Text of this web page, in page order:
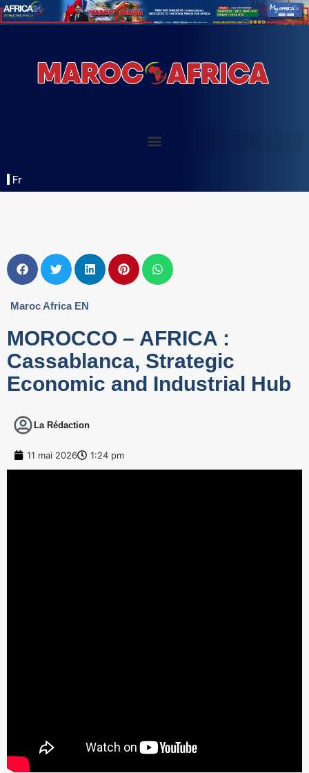
Fr
Maroc Africa EN
MOROCCO – AFRICA :
Cassablanca, Strategic
Economic and Industrial Hub
La Rédaction
11 mai 2026 1:24 pm